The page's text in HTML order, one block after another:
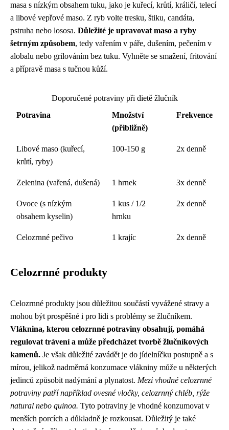
masa s nízkým obsahem tuku, jako je kuřecí, krůtí, králičí, telecí
a libové vepřové maso. Z ryb volte tresku, štiku, candáta,
pstruha nebo lososa. Důležité je upravovat maso a ryby
šetrným způsobem, tedy vařením v páře, dušením, pečením v
alobalu nebo grilováním bez tuku. Vyhněte se smažení, fritování
a přípravě masa s tučnou kůží.
Doporučené potraviny při dietě žlučník
Potravina
Množství
(přibližně)
Frekvence
Libové maso (kuřecí,
krůtí, ryby)
100-150 g 2x denně
Zelenina (vařená, dušená) 1 hrnek 3x denně
Ovoce (s nízkým
obsahem kyselin)
1 kus / 1/2
hrnku
2x denně
Celozrnné pečivo 1 krajíc 2x denně
Celozrnné produkty
Celozrnné produkty jsou důležitou součástí vyvážené stravy a
mohou být prospěšné i pro lidi s problémy se žlučníkem.
Vláknina, kterou celozrnné potraviny obsahují, pomáhá
regulovat trávení a může předcházet tvorbě žlučníkových
kamenů. Je však důležité zavádět je do jídelníčku postupně a s
mírou, jelikož nadměrná konzumace vlákniny může u některých
jedinců způsobit nadýmání a plynatost. Mezi vhodné celozrnné
potraviny patří například ovesné vločky, celozrnný chléb, rýže
natural nebo quinoa. Tyto potraviny je vhodné konzumovat v
menších porcích a důkladně je rozkousat. Důležitý je také